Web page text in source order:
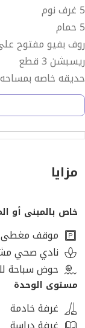
5 غرف نوم
5 حمام
روف بفيو مفتوح
ريسبشن 3 قطع
حديقه خاصه
في حوض 1 دقيقه من وصلة دهشور امام بيفرلي هيلز
بسعر مميز و طرق
بسعر كاش 17,150,000
...............................
مزايا
خاص بالمبنى أو
موقف مغطى
نادي صحي
حوض سباحة
مستوى الوحدة
غرفة خادمة